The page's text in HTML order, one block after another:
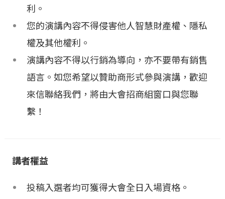
利。
您的演講內容不得侵害他人智慧財產權、隱私
權及其他權利。
演講內容不得以行銷為導向，亦不要帶有銷售
語言。如您希望以贊助商形式參與演講，歡迎
來信聯絡我們，將由大會招商組窗口與您聯
繫！
講者權益
投稿入選者均可獲得大會全日入場資格。